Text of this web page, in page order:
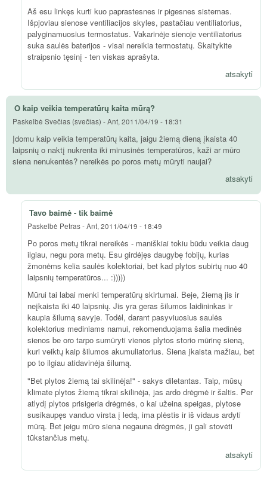
Aš esu linkęs kurti kuo paprastesnes ir pigesnes sistemas.
Išpjoviau sienose ventiliacijos skyles, pastačiau ventiliatorius,
palyginamuosius termostatus. Vakarinėje sienoje ventiliatorius
suka saulės baterijos - visai nereikia termostatų. Skaitykite
straipsnio tęsinį - ten viskas aprašyta.
atsakyti
O kaip veikia temperatūrų kaita mūrą?
Paskelbė Svečias (svečias) -Ant, 2011/04/19 - 18:31
Įdomu kaip veikia temperatūrų kaita, jaigu žiemą dieną įkaista 40
laipsnių o naktį nukrenta iki minusinės temperatūros, kaži ar mūro
siena nenukentės? nereikės po poros metų mūryti naujai?
atsakyti
Tavo baimė - tik baimė
Paskelbė Petras-Ant, 2011/04/19 - 18:49
Po poros metų tikrai nereikės - maniškiai tokiu būdu veikia daug
ilgiau, negu pora metų. Esu girdėjęs daugybę fobijų, kurias
žmonėms kelia saulės kolektoriai, bet kad plytos subirtų nuo 40
laipsnių temperatūros... :)))))
Mūrui tai labai menki temperatūrų skirtumai. Beje, žiemą jis ir
neįkaista iki 40 laipsnių. Jis yra geras šilumos laidininkas ir
kaupia šilumą savyje. Todėl, darant pasyviuosius saulės
kolektorius mediniams namui, rekomenduojama šalia medinės
sienos be oro tarpo sumūryti vienos plytos storio mūrinę sieną,
kuri veiktų kaip šilumos akumuliatorius. Siena įkaista mažiau, bet
po to ilgiau atidavinėja šilumą.
"Bet plytos žiemą tai skilinėja!" - sakys diletantas. Taip, mūsų
klimate plytos žiemą tikrai skilinėja, jas ardo drėgmė ir šaltis. Per
atlydį plytos prisigeria drėgmės, o kai užeina speigas, plytose
susikaupęs vanduo virsta į ledą, ima plėstis ir iš vidaus ardyti
mūrą. Bet jeigu mūro siena negauna drėgmės, ji gali stovėti
tūkstančius metų.
atsakyti